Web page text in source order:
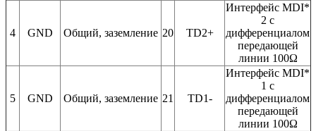
4 GND Общий, заземление 20 TD2+
Интерфейс MDI*
2 с
дифференциалом
передающей
линии 100Ω
5 GND Общий, заземление 21 TD1-
Интерфейс MDI*
1 с
дифференциалом
передающей
линии 100Ω